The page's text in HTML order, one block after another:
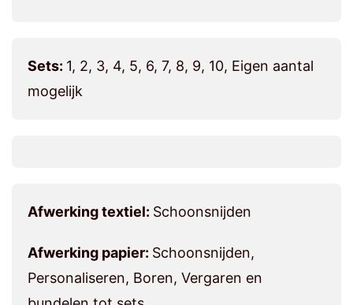
Sets: 1, 2, 3, 4, 5, 6, 7, 8, 9, 10, Eigen aantal
mogelijk
Afwerking textiel: Schoonsnijden
Afwerking papier: Schoonsnijden,
Personaliseren, Boren, Vergaren en